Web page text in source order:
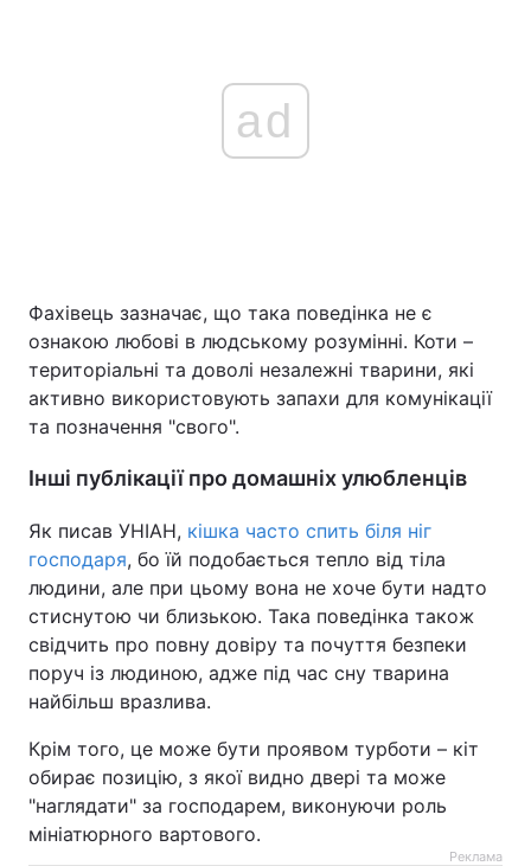
ad
Фахівець зазначає, що така поведінка не є
ознакою любові в людському розумінні. Коти –
територіальні та доволі незалежні тварини, які
активно використовують запахи для комунікації
та позначення "свого".
Інші публікації про домашніх улюбленців
Як писав УНІАН, кішка часто спить біля ніг
господаря, бо їй подобається тепло від тіла
людини, але при цьому вона не хоче бути надто
стиснутою чи близькою. Така поведінка також
свідчить про повну довіру та почуття безпеки
поруч із людиною, адже під час сну тварина
найбільш вразлива.
Крім того, це може бути проявом турботи – кіт
обирає позицію, з якої видно двері та може
"наглядати" за господарем, виконуючи роль
мініатюрного вартового.
Реклама